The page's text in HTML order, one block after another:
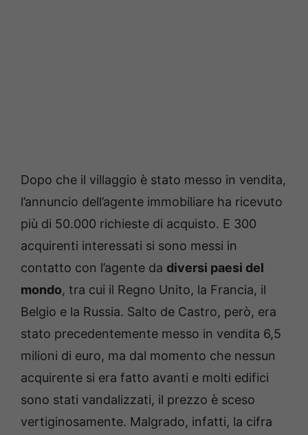
Dopo che il villaggio è stato messo in vendita,
l’annuncio dell’agente immobiliare ha ricevuto
più di 50.000 richieste di acquisto. E 300
acquirenti interessati si sono messi in
contatto con l’agente da diversi paesi del
mondo, tra cui il Regno Unito, la Francia, il
Belgio e la Russia. Salto de Castro, però, era
stato precedentemente messo in vendita 6,5
milioni di euro, ma dal momento che nessun
acquirente si era fatto avanti e molti edifici
sono stati vandalizzati, il prezzo è sceso
vertiginosamente. Malgrado, infatti, la cifra